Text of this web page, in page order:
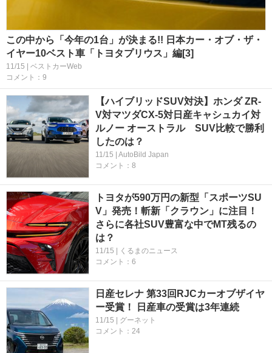
この中から「今年の1台」が決まる!! 日本カー・オブ・ザ・
イヤー10ベスト車「トヨタプリウス」編[3]
11/15 | ベストカーWeb
コメント：9
【ハイブリッドSUV対決】ホンダ ZR-
V対マツダCX-5対日産キャシュカイ対
ルノー オーストラル SUV比較で勝利
したのは？
11/15 | AutoBild Japan
コメント：8
トヨタが590万円の新型「スポーツSU
V」発売！斬新「クラウン」に注目！
さらに各社SUV豊富な中でMT残るの
は？
11/15 | くるまのニュース
コメント：6
日産セレナ 第33回RJCカーオブザイヤ
ー受賞！ 日産車の受賞は3年連続
11/15 | グーネット
コメント：24